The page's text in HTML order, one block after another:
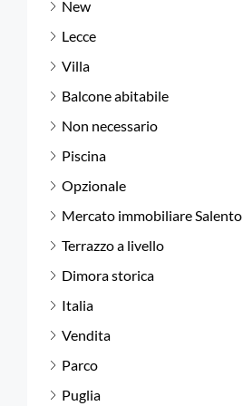
New
Lecce
Villa
Balcone abitabile
Non necessario
Piscina
Opzionale
Mercato immobiliare Salento
Terrazzo a livello
Dimora storica
Italia
Vendita
Parco
Puglia